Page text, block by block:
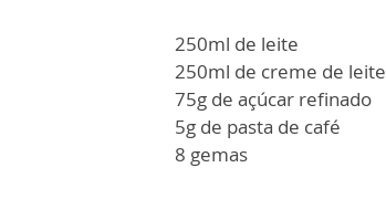
250ml de leite
250ml de creme de leite
75g de açúcar refinado
5g de pasta de café
8 gemas